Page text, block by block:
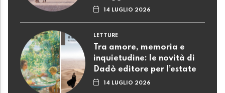
14 LUGLIO 2026
LETTURE
Tra amore, memoria e
inquietudine: le novità di
Dadò editore per l’estate
14 LUGLIO 2026